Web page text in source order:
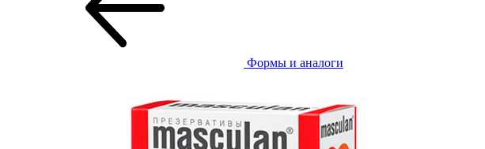
Формы и аналоги